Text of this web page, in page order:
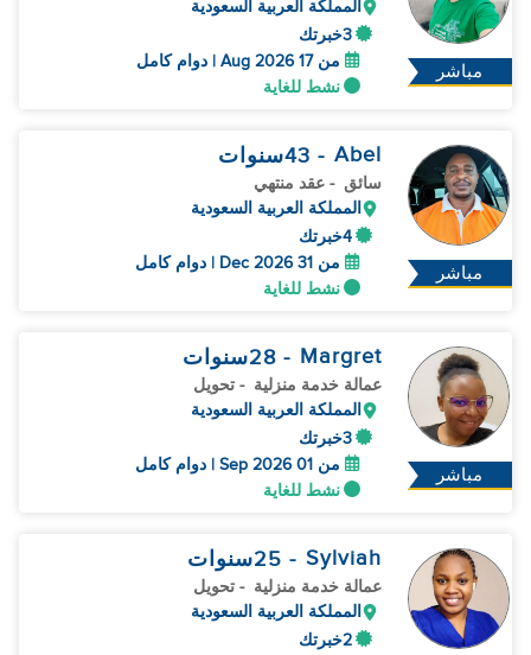
مباشر
المملكة العربية السعودية
3خبرتك
من 17 Aug 2026 | دوام كامل
نشط للغاية
مباشر
Abel
- 43 سنوات
سائق - عقد منتهي
المملكة العربية السعودية
4خبرتك
من 31 Dec 2026 | دوام كامل
نشط للغاية
مباشر
Margret
- 28 سنوات
عمالة خدمة منزلية - تحويل
المملكة العربية السعودية
3خبرتك
من 01 Sep 2026 | دوام كامل
نشط للغاية
Sylviah
- 25 سنوات
عمالة خدمة منزلية - تحويل
المملكة العربية السعودية
2خبرتك